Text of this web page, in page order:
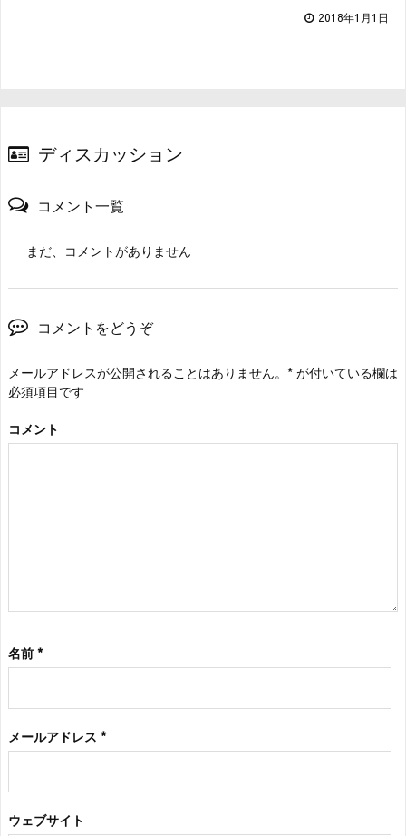
2018年1月1日
ディスカッション
コメント一覧
まだ、コメントがありません
コメントをどうぞ
メールアドレスが公開されることはありません。 * が付いている欄は
必須項目です
コメント
名前 *
メールアドレス *
ウェブサイト